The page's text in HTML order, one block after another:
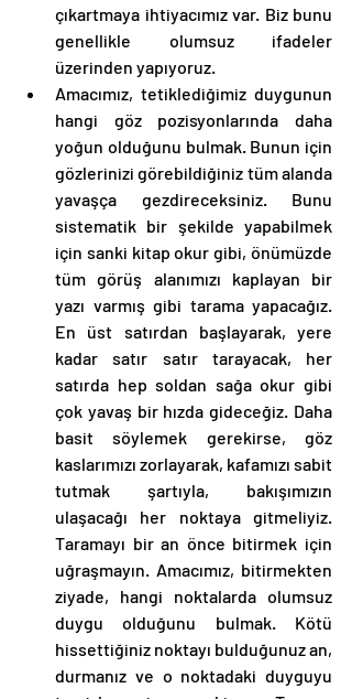
çıkartmaya ihtiyacımız var. Biz bunu
genellikle olumsuz ifadeler
üzerinden yapıyoruz.
Amacımız, tetiklediğimiz duygunun
hangi göz pozisyonlarında daha
yoğun olduğunu bulmak. Bunun için
gözlerinizi görebildiğiniz tüm alanda
yavaşça gezdireceksiniz. Bunu
sistematik bir şekilde yapabilmek
için sanki kitap okur gibi, önümüzde
tüm görüş alanımızı kaplayan bir
yazı varmış gibi tarama yapacağız.
En üst satırdan başlayarak, yere
kadar satır satır tarayacak, her
satırda hep soldan sağa okur gibi
çok yavaş bir hızda gideceğiz. Daha
basit söylemek gerekirse, göz
kaslarımızı zorlayarak, kafamızı sabit
tutmak şartıyla, bakışımızın
ulaşacağı her noktaya gitmeliyiz.
Taramayı bir an önce bitirmek için
uğraşmayın. Amacımız, bitirmekten
ziyade, hangi noktalarda olumsuz
duygu olduğunu bulmak. Kötü
hissettiğiniz noktayı bulduğunuz an,
durmanız ve o noktadaki duyguyu